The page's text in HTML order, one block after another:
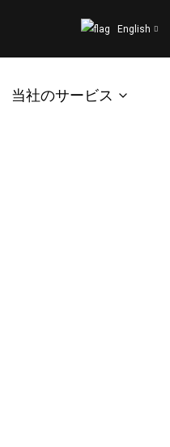
English
当社のサービス